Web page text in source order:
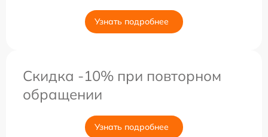
Узнать подробнее
Скидка -10% при повторном
обращении
Узнать подробнее